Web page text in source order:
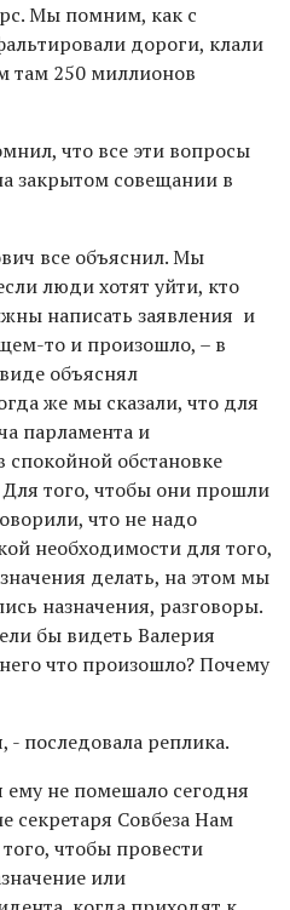
Мы помним, как с
дороги, клали
там 250 миллионов
что все эти вопросы
закрытом совещании в
все объяснил. Мы
люди хотят уйти, кто
написать заявления и
то и произошло, – в
объяснял
же мы сказали, что для
парламента и
спокойной обстановке
того, чтобы они прошли
что не надо
необходимости для того,
делать, на этом мы
назначения, разговоры.
бы видеть Валерия
что произошло? Почему
последовала реплика.
не помешало сегодня
секретаря Совбеза Нам
чтобы провести
или